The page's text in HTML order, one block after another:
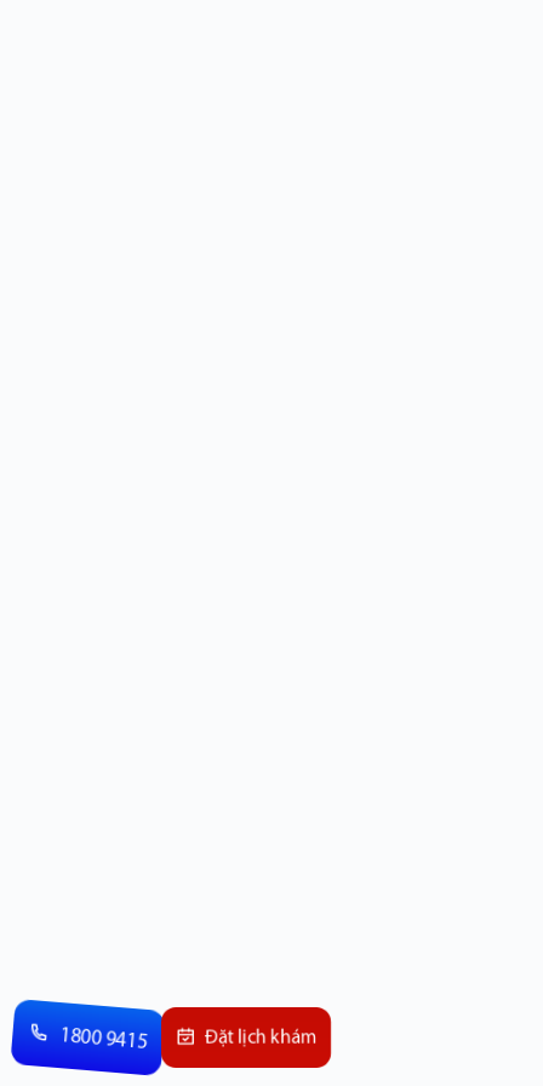
1800 9415 Đặt lịch khám